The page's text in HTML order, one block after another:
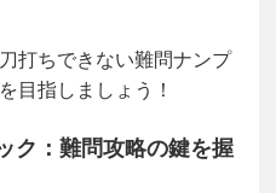
打ちできない難問ナンプ
目指しましょう！
ク：難問攻略の鍵を握